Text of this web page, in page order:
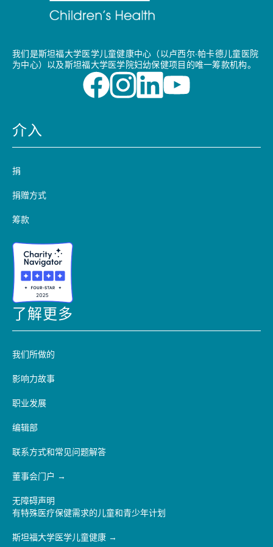
我们是斯坦福大学医学儿童健康中心（以卢西尔·帕卡德儿童医院
为中心）以及斯坦福大学医学院妇幼保健项目的唯一筹款机构。
介入
捐
捐赠方式
筹款
了解更多
我们所做的
影响力故事
职业发展
编辑部
联系方式和常见问题解答
董事会门户
无障碍声明
有特殊医疗保健需求的儿童和青少年计划
斯坦福大学医学儿童健康